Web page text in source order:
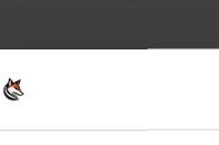
iPhone'ów i iPadów
są tylko
Hongkongu